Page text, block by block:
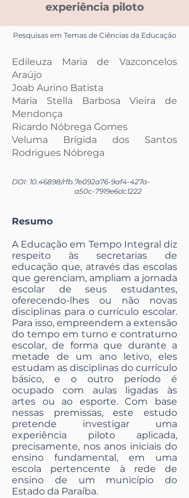
experiência piloto
Pesquisas em Temas de Ciências da Educação
Edileuza Maria de Vazconcelos
Araújo
Joab Aurino Batista
Maria Stella Barbosa Vieira de
Mendonça
Ricardo Nóbrega Gomes
Veluma Brígida dos Santos
Rodrigues Nóbrega
DOI: 10.46898/rfb.7e092a76-9af4-427a-
a50c-7919e6dc1222
Resumo
A Educação em Tempo Integral diz
respeito às secretarias de
educação que, através das escolas
que gerenciam, ampliam a jornada
escolar de seus estudantes,
oferecendo-lhes ou não novas
disciplinas para o currículo escolar.
Para isso, empreendem a extensão
do tempo em turno e contraturno
escolar, de forma que durante a
metade de um ano letivo, eles
estudam as disciplinas do currículo
básico, e o outro período é
ocupado com aulas ligadas às
artes ou ao esporte. Com base
nessas premissas, este estudo
pretende investigar uma
experiência piloto aplicada,
precisamente, nos anos iniciais do
ensino fundamental, em uma
escola pertencente à rede de
ensino de um município do
Estado da Paraíba.